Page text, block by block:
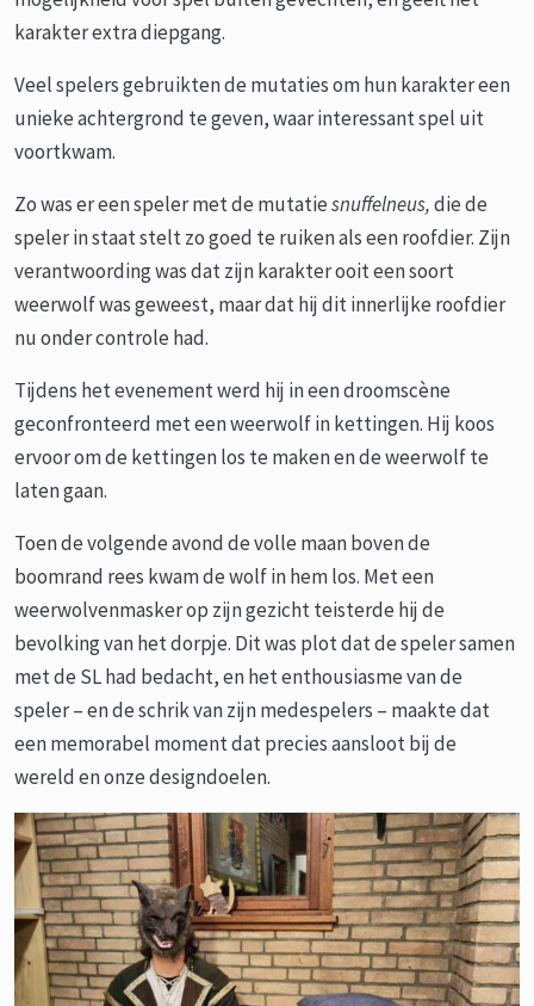
karakter extra diepgang.
Veel spelers gebruikten de mutaties om hun karakter een
unieke achtergrond te geven, waar interessant spel uit
voortkwam.
Zo was er een speler met de mutatiesnuffelneus,die de
speler in staat stelt zo goed te ruiken als een roofdier. Zijn
verantwoording was dat zijn karakter ooit een soort
weerwolf was geweest, maar dat hij dit innerlijke roofdier
nu onder controle had.
Tijdens het evenement werd hij in een droomscène
geconfronteerd met een weerwolf in kettingen. Hij koos
ervoor om de kettingen los te maken en de weerwolf te
laten gaan.
Toen de volgende avond de volle maan boven de
boomrand rees kwam de wolf in hem los. Met een
weerwolvenmasker op zijn gezicht teisterde hij de
bevolking van het dorpje. Dit was plot dat de speler samen
met de SL had bedacht, en het enthousiasme van de
speler – en de schrik van zijn medespelers – maakte dat
een memorabel moment dat precies aansloot bij de
wereld en onze designdoelen.